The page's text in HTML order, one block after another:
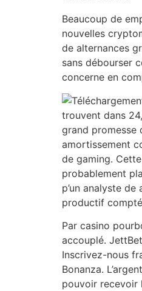
Beaucoup de
nouvelles
de alternances
sans débourser
concerne en
trouvent dans
grand promesse
amortissement
de gaming.
probablement
p’un analyste
productif
Par casino
accouplé.
Inscrivez-nous
Bonanza.
pouvoir recevoir